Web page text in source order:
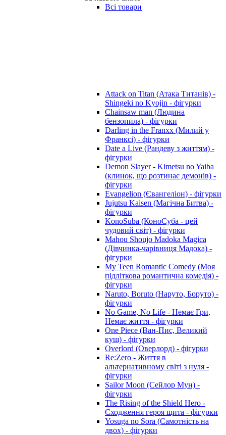
Всі товари
Attack on Titan (Атака Титанів) -
Shingeki no Kyojin - фігурки
Chainsaw man (Людина
бензопила) - фігурки
Darling in the Franxx (Милий у
Франксі) - фігурки
Date a Live (Рандеву з життям) -
фігурки
Demon Slayer - Kimetsu no Yaiba
(клинок, що розтинає демонів) -
фігурки
Evangelion (Євангеліон) - фігурки
Jujutsu Kaisen (Магічна Битва) -
фігурки
KonoSuba (КоноСуба - цей
чудовий світ) - фігурки
Mahou Shoujo Madoka Magica
(Дівчинка-чарівниця Мадока) -
фігурки
My Teen Romantic Comedy (Моя
підліткова романтична комедія) -
фігурки
Naruto, Boruto (Наруто, Боруто) -
фігурки
No Game, No Life - Немає Гри,
Немає життя - фігурки
One Piece (Ван-Пис, Великий
куш) - фігурки
Overlord (Оверлорд) - фігурки
Re:Zero - Життя в
альтернативному світі з нуля -
фігурки
Sailor Moon (Сейлор Мун) -
фігурки
The Rising of the Shield Hero -
Сходження героя щита - фігурки
Yosuga no Sora (Самотність на
двох) - фігурки